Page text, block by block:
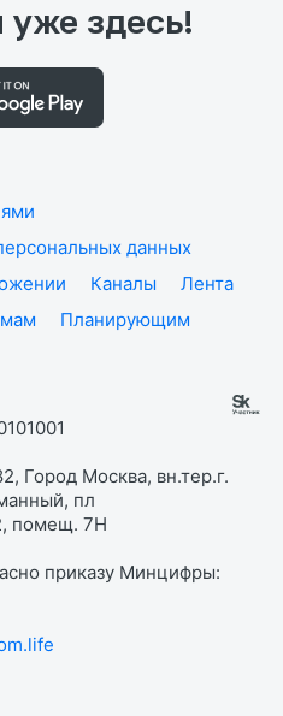
здесь!
данных
Каналы
Лента
Планирующим
Город Москва, вн.тер.г.
пл
помещ. 7Н
приказу Минцифры: